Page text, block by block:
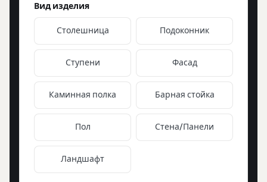
Вид изделия
Столешница Подоконник
Ступени Фасад
Каминная полка Барная стойка
Пол Стена/Панели
Ландшафт